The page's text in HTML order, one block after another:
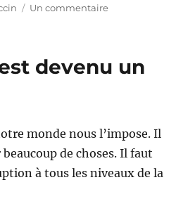
Un commentairesur
devenu un
monde nous l’impose. Il
de choses. Il faut
à tous les niveaux de la